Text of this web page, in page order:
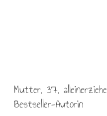
Mutter, 37,
Bestseller-Autorin